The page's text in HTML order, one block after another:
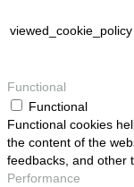
viewed_cookie_policy
Functional
Functional
Functional cookies
the content of the
feedbacks, and other
Performance